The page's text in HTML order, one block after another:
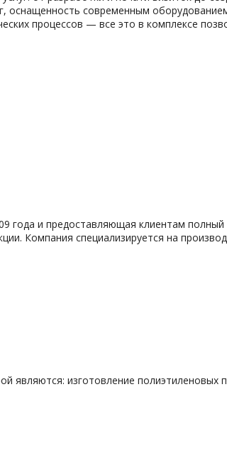
оснащенность современным
процессов — все это в комплексе
года и предоставляющая клиентам полный
Компания специализируется на
являются: изготовление полиэтиленовых